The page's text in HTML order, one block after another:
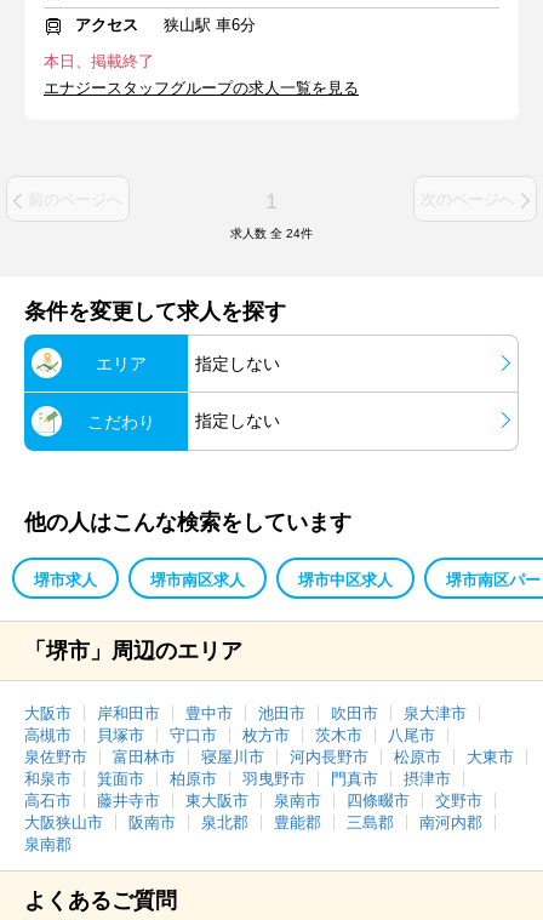
アクセス
狭山駅 車6分
本日、掲載終了
エナジースタッフグループの求人一覧を見る
前のページへ 1 次のページへ
求人数 全 24件
条件を変更して求人を探す
エリア 指定しない
こだわり 指定しない
他の人はこんな検索をしています
堺市求人 堺市南区求人 堺市中区求人 堺市南区パ
「堺市」周辺のエリア
大阪市 岸和田市 豊中市 池田市 吹田市
泉大津市
高槻市
貝塚市 守口市 枚方市 茨木市
八尾市
泉佐野市
富田林市 寝屋川市 河内長野市 松原市
大東市
和泉市
箕面市 柏原市 羽曳野市 門真市
摂津市
高石市
藤井寺市 東大阪市 泉南市 四條畷市
交野市
大阪狭山市
阪南市 泉北郡 豊能郡 三島郡
南河内郡
泉南郡
よくあるご質問